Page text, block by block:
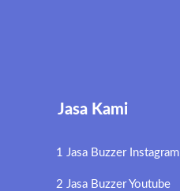
Jasa Kami
1 Jasa Buzzer Instagram
2 Jasa Buzzer Youtube